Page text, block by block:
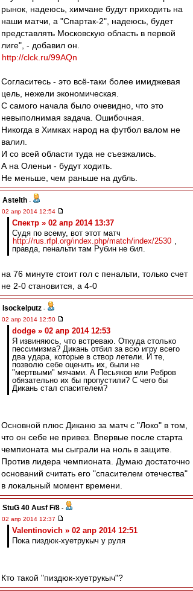
рынок, надеюсь, химчане будут приходить на
наши матчи, а "Спартак-2", надеюсь, будет
представлять Московскую область в первой
лиге", - добавил он.
http://clck.ru/99AQn
Согласитесь - это всё-таки более имиджевая
цель, нежели экономическая.
С самого начала было очевидно, что это
невыполнимая задача. Ошибочная.
Никогда в Химках народ на футбол валом не
валил.
И со всей области туда не съезжались.
А на Оленьи - будут ходить.
Не меньше, чем раньше на дубль.
Astelth -
02 апр 2014 12:54
Спектр » 02 апр 2014 13:37
Судя по всему, вот этот матч
http://rus.rfpl.org/index.php/match/index/2530 ,
правда, пенальти там Рубин не бил.
на 76 минуте стоит гол с пенальти, только счет
не 2-0 становится, а 4-0
Isockelputz -
02 апр 2014 12:50
dodge » 02 апр 2014 12:53
Я извиняюсь, что встреваю. Откуда столько
пессимизма? Дикань отбил за всю игру всего
два удара, которые в створ летели. И те,
позволю себе оценить их, были не
"мертвыми" мячами. А Песьяков или Ребров
обязательно их бы пропустили? С чего бы
Дикань стал спасителем?
Основной плюс Диканю за матч с "Локо" в том,
что он себе не привез. Впервые после старта
чемпионата мы сыграли на ноль в защите.
Против лидера чемпионата. Думаю достаточно
оснований считать его "спасителем отечества"
в локальный момент времени.
StuG 40 Ausf F/8 -
02 апр 2014 12:37
Valentinovich » 02 апр 2014 12:51
Пока пиздюк-хуетрукыч у руля
Кто такой "пиздюк-хуетрукыч"?